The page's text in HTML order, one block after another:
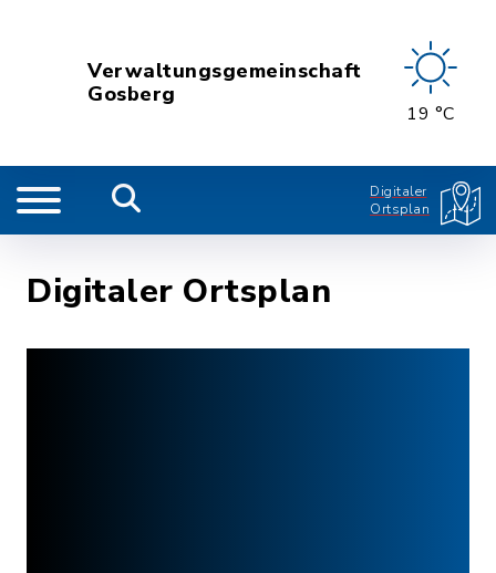
Verwaltungsgemeinschaft
Gosberg
19 °C
Digitaler
Ortsplan
Digitaler Ortsplan